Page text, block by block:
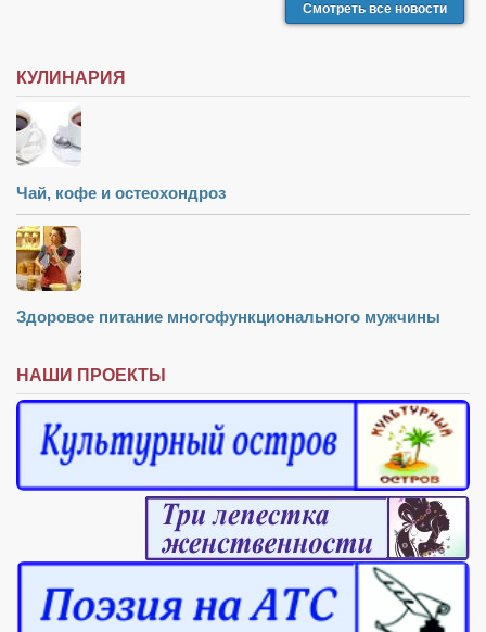
Смотреть все новости
КУЛИНАРИЯ
Чай, кофе и остеохондроз
Здоровое питание многофункционального мужчины
НАШИ ПРОЕКТЫ